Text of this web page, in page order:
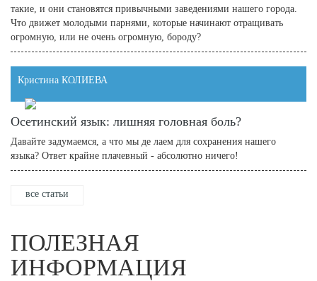
такие, и они становятся привычными заведениями нашего города.
Что движет молодыми парнями, которые начинают отращивать
огромную, или не очень огромную, бороду?
Кристина КОЛИЕВА
Осетинский язык: лишняя головная боль?
Давайте задумаемся, а что мы де лаем для сохранения нашего
языка? Ответ крайне плачевный - абсолютно ничего!
все статьи
ПОЛЕЗНАЯ
ИНФОРМАЦИЯ